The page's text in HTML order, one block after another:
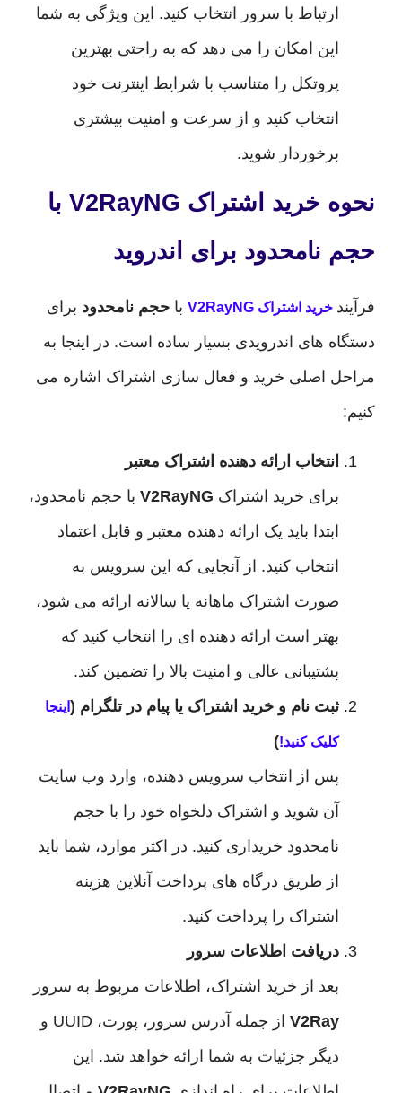
ارتباط با سرور انتخاب کنید. این ویژگی به شما
این امکان را می دهد که به راحتی بهترین
پروتکل را متناسب با شرایط اینترنت خود
انتخاب کنید و از سرعت و امنیت بیشتری
برخوردار شوید.
نحوه خرید اشتراک V2RayNG با
برای اندروید
خرید اشتراک V2RayNG باحجم نامحدودبرای
های اندرویدی بسیار ساده است. در اینجا به
اصلی خرید و فعال سازی اشتراک اشاره می
انتخاب ارائه دهنده اشتراک معتبر
برای خرید اشتراکV2RayNGبا حجم نامحدود،
ابتدا باید یک ارائه دهنده معتبر و قابل اعتماد
انتخاب کنید. از آنجایی که این سرویس به
صورت اشتراک ماهانه یا سالانه ارائه می شود،
بهتر است ارائه دهنده ای را انتخاب کنید که
پشتیبانی عالی و امنیت بالا را تضمین کند.
ثبت نام و خرید اشتراک یا پیام در تلگرام (اینجا
)
پس از انتخاب سرویس دهنده، وارد وب سایت
آن شوید و اشتراک دلخواه خود را با حجم
نامحدود خریداری کنید. در اکثر موارد، شما باید
از طریق درگاه های پرداخت آنلاین هزینه
اشتراک را پرداخت کنید.
دریافت اطلاعات سرور
بعد از خرید اشتراک، اطلاعات مربوط به سرور
از جمله آدرس سرور، پورت، UUID و
دیگر جزئیات به شما ارائه خواهد شد. این